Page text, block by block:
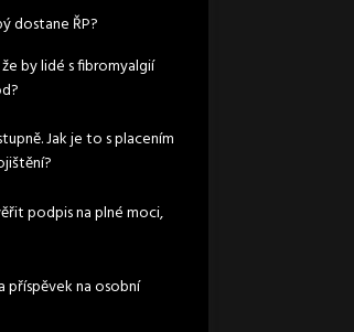
dostane ŘP?
by lidé s fibromyalgií
Jak je to s placením
podpis na plné moci,
příspěvek na osobní